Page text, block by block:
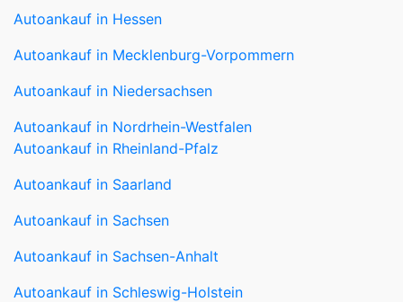
Autoankauf in Hessen
Autoankauf in Mecklenburg-Vorpommern
Autoankauf in Niedersachsen
Autoankauf in Nordrhein-Westfalen
Autoankauf in Rheinland-Pfalz
Autoankauf in Saarland
Autoankauf in Sachsen
Autoankauf in Sachsen-Anhalt
Autoankauf in Schleswig-Holstein